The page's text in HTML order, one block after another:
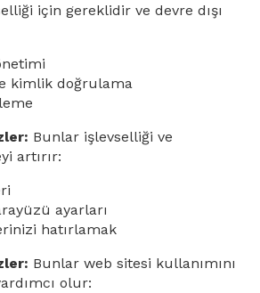
için gereklidir ve devre dışı
kimlik doğrulama
Bunlar işlevselliği ve
artırır:
ayarları
hatırlamak
Bunlar web sitesi kullanımını
olur: